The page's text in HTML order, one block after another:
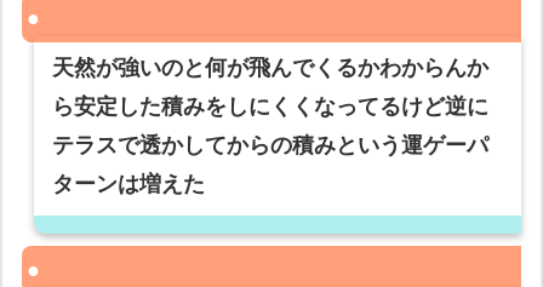
天然が強いのと何が飛んでくるかわからんか
ら安定した積みをしにくくなってるけど逆に
テラスで透かしてからの積みという運ゲーパ
ターンは増えた